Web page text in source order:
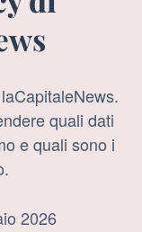
quali dati
e quali sono i
2026